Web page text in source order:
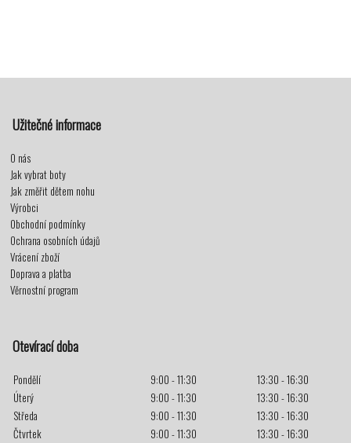
Užitečné informace
O nás
Jak vybrat boty
Jak změřit dětem nohu
Výrobci
Obchodní podmínky
Ochrana osobních údajů
Vrácení zboží
Doprava a platba
Věrnostní program
Otevírací doba
Pondělí 9:00 - 11:30
13:30 - 16:30
Úterý
9:00 - 11:30
13:30 - 16:30
Středa
9:00 - 11:30
13:30 - 16:30
Čtvrtek
9:00 - 11:30
13:30 - 16:30